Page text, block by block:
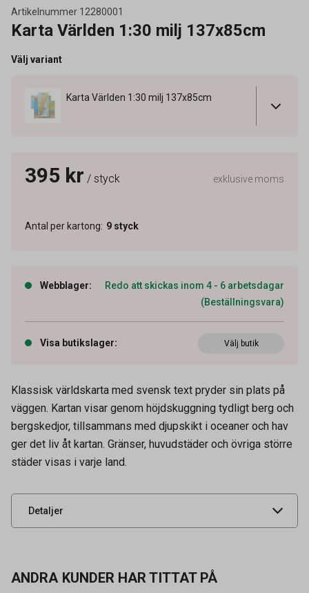
Artikelnummer 12280001
Karta Världen 1:30 milj 137x85cm
Välj variant
Karta Världen 1:30 milj 137x85cm
395 kr / styck exklusive moms
Antal per kartong: 9 styck
Webblager:
Redo att skickas inom 4 - 6 arbetsdagar
(Beställningsvara)
Visa butikslager: Välj butik
Klassisk världskarta med svensk text pryder sin plats på
väggen. Kartan visar genom höjdskuggning tydligt berg och
bergskedjor, tillsammans med djupskikt i oceaner och hav
ger det liv åt kartan. Gränser, huvudstäder och övriga större
städer visas i varje land.
Detaljer
Artikelnummer 12280001
Tidigare artikelnummer 13033112
Leverantörens
UNSPSC 55101501
ANDRA KUNDER HAR TITTAT PÅ